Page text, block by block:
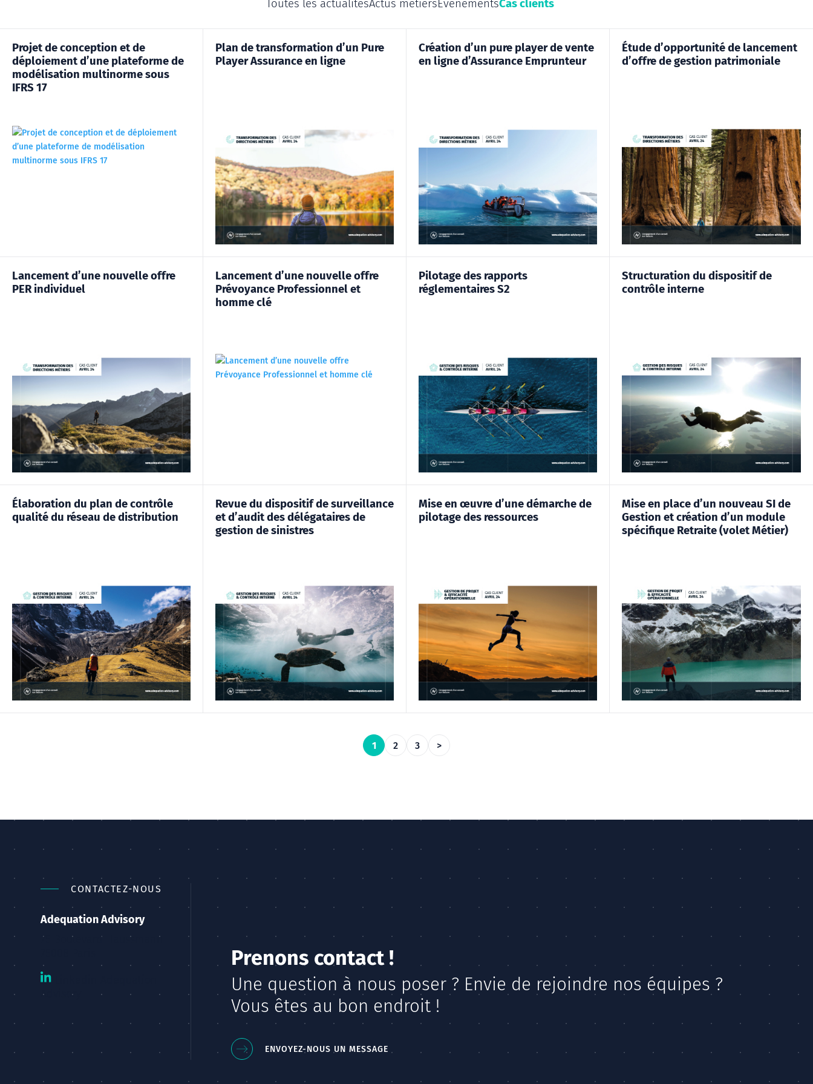
Toutes les actualitésActus métiersEvènementsCas clients
Projet de conception et de
déploiement d’une plateforme de
modélisation multinorme sous
IFRS 17
Plan de transformation d’un Pure
Player Assurance en ligne
Création d’un pure player de vente
en ligne d’Assurance Emprunteur
Étude d’opportunité de lancement
d’offre de gestion patrimoniale
Lancement d’une nouvelle offre
PER individuel
Lancement d’une nouvelle offre
Prévoyance Professionnel et
homme clé
Pilotage des rapports
réglementaires S2
Structuration du dispositif de
contrôle interne
Élaboration du plan de contrôle
qualité du réseau de distribution
Revue du dispositif de surveillance
et d’audit des délégataires de
gestion de sinistres
Mise en œuvre d’une démarche de
pilotage des ressources
Mise en place d’un nouveau SI de
Gestion et création d’un module
spécifique Retraite (volet Métier)
1 2 3 >
CONTACTEZ-NOUS
Adequation Advisory
75 Boulevard Haussmann
Advisory
Prenons contact !
Une question à nous poser ? Envie de rejoindre nos équipes ?
Vous êtes au bon endroit !
ENVOYEZ-NOUS UN MESSAGE